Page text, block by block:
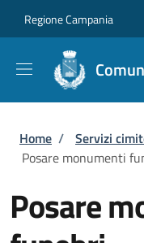
Regione Campania
Briciole di
Home / Servizi
Posare monumenti
Posare